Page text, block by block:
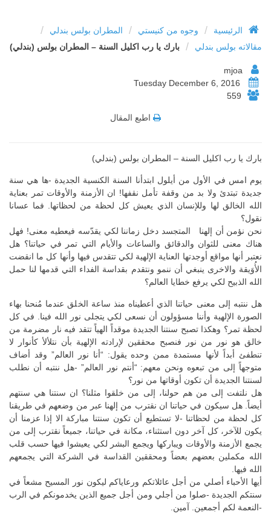
الرئيسية / وجوه من كنيستي / المطران بولس بندلي /
مقالاته بولس بندلي / بارك يا رب اكليل السنة – المطران بولس (بندلي)
559
اطبع المقال
بارك يا رب اكليل السنة – المطران بولس (بندلي)
يوم امس في الأول من أيلول ابتدأنا السنة الكنسية الجديدة -ها هي سنة
جديدة تبتدئ ولا بد من وقفة تأمل نقفها! ان الأزمنة والأوقات تمر بعناية
الله الخالق لها وللإنسان الذي يعيش كل لحظة من لحظاتها. فما عسانا
نقول؟
نحن نؤمن أن إلهنا المتجسد دخل زماننا لكي يقدّسه فيعطيه معنى! فهل
هناك معنى للثوان والدقائق والساعات والأيام التي تمر في حياتنا؟ هل
نعتبر أنها مواقع أوجدتها العناية الإلهية لكي تتقدس فيها وأنها كل ما انقضت
الأُوَيقة والاخرى ينبغي أن ننمو ونتقدم بقداسة الفداء التي قدمها لنا حمل
الله الذبيح لكي يرفع خطايا العالم؟
هل ننتبه إلى معنى حياتنا الذي أعطيناه منذ ساعة الخلق عندما مُنحنا بهاء
الصورة الإلهية وأننا مسؤولون أن نسعى لكي يتجلى نور الله فينا. في كل
لحظة تمر؟ وهكذا تصبح سنتنا الجديدة موقداً الهياً تتقد فيه نار مضرمة من
خالق هو نور من نور فنصبح محققين لإرادته الإلهية بأن نتلألأ كأنوار لا
تنطفئ أبداً لأنها مستمدة ممن وحده يقول: “أنا نور العالم” وقد أضاف
متوجهاً إلى من تبعوه ونحن معهم: “أنتم نور العالم” -هل ننتبه أن نطلب
لسنتنا الجديدة أن تكون أوقاتها من نور؟
هل نلتفت إلى من هم حولنا، إلى من خلقوا مثلنا؟ ان سنتنا هي سنتهم
أيضاً. هل سيكون في حياتنا ان نقترب من إلهنا عبر من وضعهم في طريقنا
كل لحظة من لحظاتنا -لا تستطيع أن تكون سنتنا مباركة الا إذا عزمنا أن
يكون للآخر، كل آخر دون استثناء، مكانة في حياتنا، جميعاً نقترب إلى من
يجمع الأزمنة والأوقات ويباركها ويجمع البشر لكي يعيشوا فيها حسب قلب
الله مكملين بعضهم بعضاً ومحققين القداسة في الشركة التي يجمعهم
الله فيها.
أيها الأحباء أصلي من أجل عائلاتكم ورعاياكم ليكون نور المسيح مشعاً في
سنتكم الجديدة -صلوا من أجلي ومن أجل جميع الذين يخدمونكم في الرب
-النعمة لكم أجمعين. آمين.